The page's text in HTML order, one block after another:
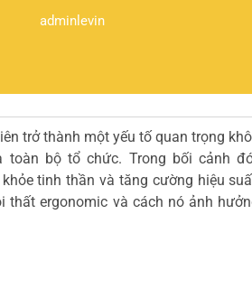
adminlevin
trở thành một yếu tố quan trọng
bộ tổ chức. Trong bối cảnh
tinh thần và tăng cường hiệu
ergonomic và cách nó ảnh